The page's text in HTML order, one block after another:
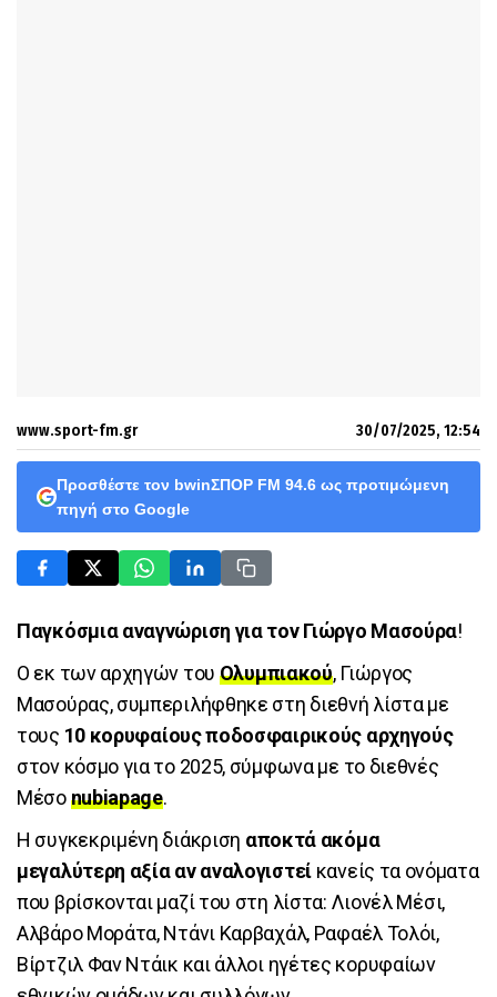
www.sport-fm.gr 30/07/2025, 12:54
Προσθέστε τον bwinΣΠΟΡ FM 94.6 ως προτιμώμενη
πηγή στο Google
Παγκόσμια αναγνώριση για τον Γιώργο Μασούρα!
Ο εκ των αρχηγών του Ολυμπιακού, Γιώργος
Μασούρας, συμπεριλήφθηκε στη διεθνή λίστα με
τους 10 κορυφαίους ποδοσφαιρικούς αρχηγούς
στον κόσμο για το 2025, σύμφωνα με το διεθνές
Μέσοnubiapage.
Η συγκεκριμένη διάκριση αποκτά ακόμα
μεγαλύτερη αξία αν αναλογιστεί κανείς τα ονόματα
που βρίσκονται μαζί του στη λίστα: Λιονέλ Μέσι,
Αλβάρο Μοράτα, Ντάνι Καρβαχάλ, Ραφαέλ Τολόι,
Βίρτζιλ Φαν Ντάικ και άλλοι ηγέτες κορυφαίων